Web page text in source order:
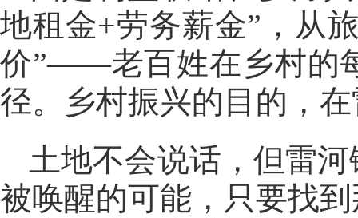
地租金+劳务薪金”，从
价”——老百姓在乡村的
径。乡村振兴的目的，
土地不会说话，但雷
被唤醒的可能，只要找